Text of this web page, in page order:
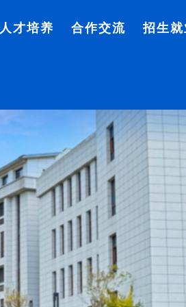
人才培养 合作交流 招生就